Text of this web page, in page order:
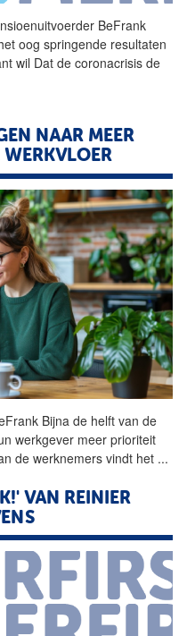
BeFrank
oog springende resultaten
wil Dat de coronacrisis de
NAAR MEER
Bijna de helft van de
werkgever meer prioriteit
de werknemers vindt het ...
VAN REINIER